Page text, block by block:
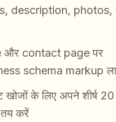
description, photos,
और contact page पर
schema markup
खोजों के लिए अपने शीर्ष
करें